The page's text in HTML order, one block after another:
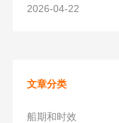
2026-04-22
文章分类
船期和时效